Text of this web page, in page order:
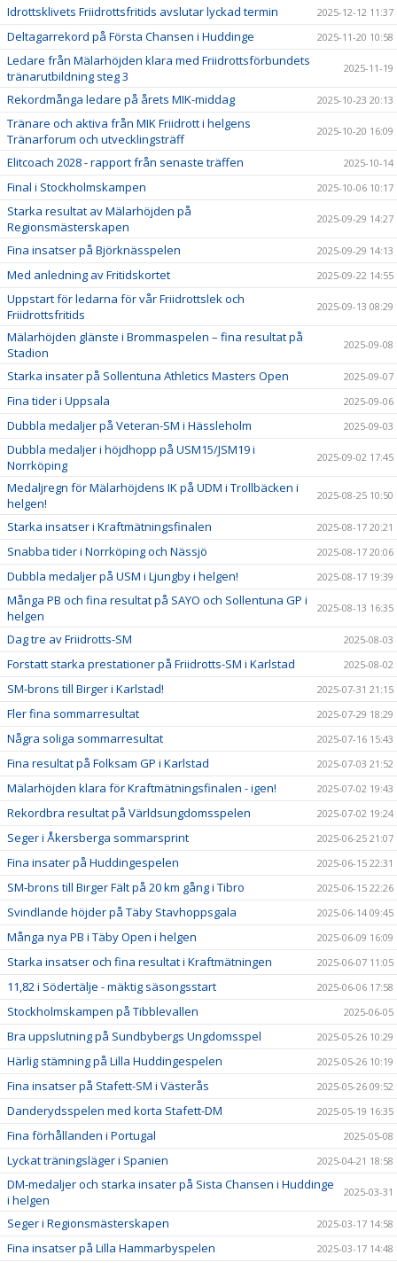
Idrottsklivets Friidrottsfritids avslutar lyckad termin 2025-12-12 11:37
Deltagarrekord på Första Chansen i Huddinge 2025-11-20 10:58
Ledare från Mälarhöjden klara med Friidrottsförbundets
tränarutbildning steg 3
2025-11-19
Rekordmånga ledare på årets MIK-middag 2025-10-23 20:13
Tränare och aktiva från MIK Friidrott i helgens
Tränarforum och utvecklingsträff
2025-10-20 16:09
Elitcoach 2028 - rapport från senaste träffen 2025-10-14
Final i Stockholmskampen 2025-10-06 10:17
Starka resultat av Mälarhöjden på
Regionsmästerskapen
2025-09-29 14:27
Fina insatser på Björknässpelen 2025-09-29 14:13
Med anledning av Fritidskortet 2025-09-22 14:55
Uppstart för ledarna för vår Friidrottslek och
Friidrottsfritids
2025-09-13 08:29
Mälarhöjden glänste i Brommaspelen – fina resultat på
Stadion
2025-09-08
Starka insater på Sollentuna Athletics Masters Open 2025-09-07
Fina tider i Uppsala 2025-09-06
Dubbla medaljer på Veteran-SM i Hässleholm 2025-09-03
Dubbla medaljer i höjdhopp på USM15/JSM19 i
Norrköping
2025-09-02 17:45
Medaljregn för Mälarhöjdens IK på UDM i Trollbäcken i
helgen!
2025-08-25 10:50
Starka insatser i Kraftmätningsfinalen 2025-08-17 20:21
Snabba tider i Norrköping och Nässjö 2025-08-17 20:06
Dubbla medaljer på USM i Ljungby i helgen! 2025-08-17 19:39
Många PB och fina resultat på SAYO och Sollentuna GP i
helgen
2025-08-13 16:35
Dag tre av Friidrotts-SM 2025-08-03
Forstatt starka prestationer på Friidrotts-SM i Karlstad 2025-08-02
SM-brons till Birger i Karlstad! 2025-07-31 21:15
Fler fina sommarresultat 2025-07-29 18:29
Några soliga sommarresultat 2025-07-16 15:43
Fina resultat på Folksam GP i Karlstad 2025-07-03 21:52
Mälarhöjden klara för Kraftmätningsfinalen - igen! 2025-07-02 19:43
Rekordbra resultat på Världsungdomsspelen 2025-07-02 19:24
Seger i Åkersberga sommarsprint 2025-06-25 21:07
Fina insater på Huddingespelen 2025-06-15 22:31
SM-brons till Birger Fält på 20 km gång i Tibro 2025-06-15 22:26
Svindlande höjder på Täby Stavhoppsgala 2025-06-14 09:45
Många nya PB i Täby Open i helgen 2025-06-09 16:09
Starka insatser och fina resultat i Kraftmätningen 2025-06-07 11:05
11,82 i Södertälje - mäktig säsongsstart 2025-06-06 17:58
Stockholmskampen på Tibblevallen 2025-06-05
Bra uppslutning på Sundbybergs Ungdomsspel 2025-05-26 10:29
Härlig stämning på Lilla Huddingespelen 2025-05-26 10:19
Fina insatser på Stafett-SM i Västerås 2025-05-26 09:52
Danderydsspelen med korta Stafett-DM 2025-05-19 16:35
Fina förhållanden i Portugal 2025-05-08
Lyckat träningsläger i Spanien 2025-04-21 18:58
DM-medaljer och starka insater på Sista Chansen i Huddinge
i helgen
2025-03-31
Seger i Regionsmästerskapen 2025-03-17 14:58
Fina insatser på Lilla Hammarbyspelen 2025-03-17 14:48